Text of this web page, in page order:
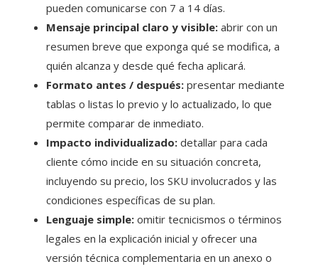
pueden comunicarse con 7 a 14 días.
Mensaje principal claro y visible: abrir con un
resumen breve que exponga qué se modifica, a
quién alcanza y desde qué fecha aplicará.
Formato antes / después: presentar mediante
tablas o listas lo previo y lo actualizado, lo que
permite comparar de inmediato.
Impacto individualizado: detallar para cada
cliente cómo incide en su situación concreta,
incluyendo su precio, los SKU involucrados y las
condiciones específicas de su plan.
Lenguaje simple: omitir tecnicismos o términos
legales en la explicación inicial y ofrecer una
versión técnica complementaria en un anexo o